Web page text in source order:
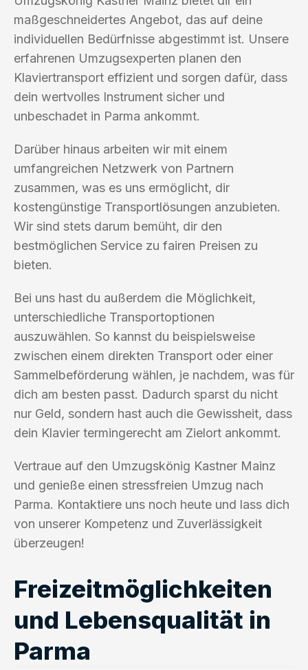
maßgeschneidertes Angebot, das auf deine
individuellen Bedürfnisse abgestimmt ist. Unsere
erfahrenen Umzugsexperten planen den
Klaviertransport effizient und sorgen dafür, dass
dein wertvolles Instrument sicher und
unbeschadet in Parma ankommt.
Darüber hinaus arbeiten wir mit einem
umfangreichen Netzwerk von Partnern
zusammen, was es uns ermöglicht, dir
kostengünstige Transportlösungen anzubieten.
Wir sind stets darum bemüht, dir den
bestmöglichen Service zu fairen Preisen zu
bieten.
Bei uns hast du außerdem die Möglichkeit,
unterschiedliche Transportoptionen
auszuwählen. So kannst du beispielsweise
zwischen einem direkten Transport oder einer
Sammelbeförderung wählen, je nachdem, was für
dich am besten passt. Dadurch sparst du nicht
nur Geld, sondern hast auch die Gewissheit, dass
dein Klavier termingerecht am Zielort ankommt.
Vertraue auf den Umzugskönig Kastner Mainz
und genieße einen stressfreien Umzug nach
Parma. Kontaktiere uns noch heute und lass dich
von unserer Kompetenz und Zuverlässigkeit
überzeugen!
Freizeitmöglichkeiten
und Lebensqualität in
Parma